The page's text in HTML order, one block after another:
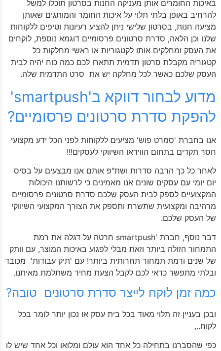
באיכות החומרים אותן מעניקה החנות בסרטון תוכלו למשל
להרחיב באופן בלתי תלוי על איכות החומר והמותגים שאותן
מציעה חנות, בסרטון שלישי ניתן להציע רעיונות וטיפים ללקוחות
שלנו וכן הלאה, סדרת סרטונים פרסומיים דוגמא נוספת, לוקחים
את העסק ומחלקים אותו לקטגוריות או ראשי מחלקות כל
קטגוריה מקבלת סרטון תדמית תתארו לכם כמה כוח יהיה לבית
העסק שלכם כאשר לכל מחלקה יש את סרט התדמית שלה.
מדוע לבחור דווקא ב'smartpush'
להפקת סדרת סרטונים פרסומיים?
אנו בחברת 'סמרט פוש' מציעים ללקוחות לפני הכל ידע מקצועי
חסר תקדים בתחום הווידאו השיווקי לעסקים!!!
לאחר כל כך הרבה סדרות ושת"פ אותם אנו מבצעים על בסיס
יום יומי עם עסקים שונים אנו מאמינים כי לרשותנו היכולות
המקצועיים לספק לבית העסק שלכם סדרת סרטונים פרסומיים
מרהיבה ומקצועית שתשרת ותספק את הצורך המקצועי השיווקי
של העסק שלכם.
דבר נוסף, חברת 'smartpush חרטה על דגלה את רמת
התמחור הזולה ביותר וזאת מבלי לפגוע באיכות המוצר, עם וותק
של שנים ורמת תמחור תחרותית ביותר! עם 'תיק עבודות' מכובד
ובלתי מתפשר כדאי לכם לקבל הצעת מחיר משתלמת מאיתנו.
כמה זמן לוקח לייצר סדרת סרטונים טובה?
ובכן בעניין זה תלוי מאוד בכל בית עסק או נכון יותר לומר בכל
לקוח..,
כפי שהסברנו בתחילה כל אחד הוא עולם ומלואו וכל אחד שיש לו